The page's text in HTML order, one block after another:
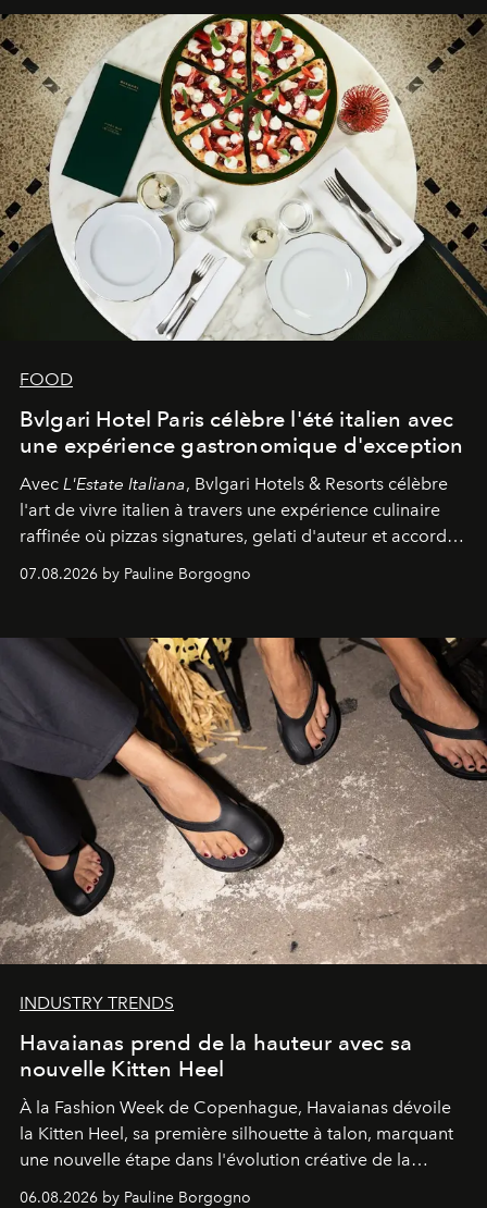
FOOD
Bvlgari Hotel Paris célèbre l'été italien avec
une expérience gastronomique d'exception
Avec L'Estate Italiana, Bvlgari Hotels & Resorts célèbre
l'art de vivre italien à travers une expérience culinaire
raffinée où pizzas signatures, gelati d'auteur et accords
d'exception composent un véritable voyage sensoriel.
07.08.2026 by Pauline Borgogno
INDUSTRY TRENDS
Havaianas prend de la hauteur avec sa
nouvelle Kitten Heel
À la Fashion Week de Copenhague, Havaianas dévoile
la Kitten Heel, sa première silhouette à talon, marquant
une nouvelle étape dans l'évolution créative de la
06.08.2026 by Pauline Borgogno